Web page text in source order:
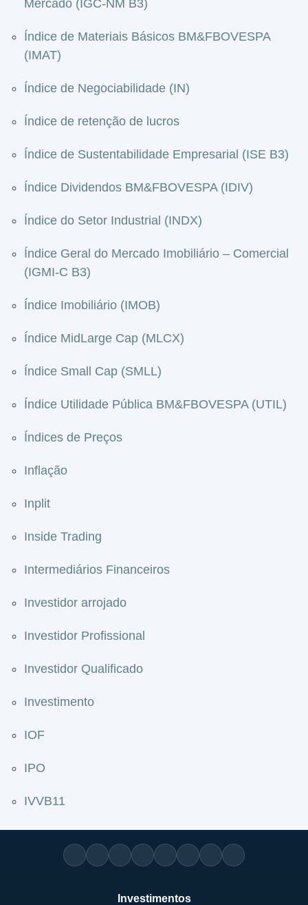
Mercado (IGC-NM B3)
Índice de Materiais Básicos BM&FBOVESPA
(IMAT)
Índice de Negociabilidade (IN)
Índice de retenção de lucros
Índice de Sustentabilidade Empresarial (ISE B3)
Índice Dividendos BM&FBOVESPA (IDIV)
Índice do Setor Industrial (INDX)
Índice Geral do Mercado Imobiliário – Comercial
(IGMI-C B3)
Índice Imobiliário (IMOB)
Índice MidLarge Cap (MLCX)
Índice Small Cap (SMLL)
Índice Utilidade Pública BM&FBOVESPA (UTIL)
Índices de Preços
Inflação
Inplit
Inside Trading
Intermediários Financeiros
Investidor arrojado
Investidor Profissional
Investidor Qualificado
Investimento
IOF
IPO
IVVB11
Investimentos